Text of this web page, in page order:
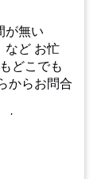
が無い
など お忙
どこでも
からお問合